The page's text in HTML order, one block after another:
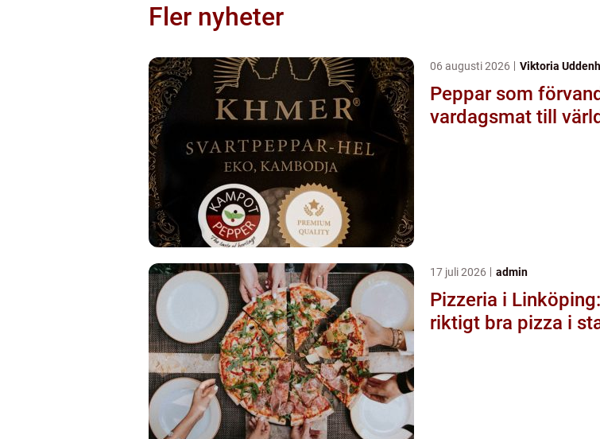
Fler nyheter
06 augusti 2026 Viktoria
Peppar som
vardagsmat till
17 juli 2026 admin
Pizzeria i
riktigt bra pizza i